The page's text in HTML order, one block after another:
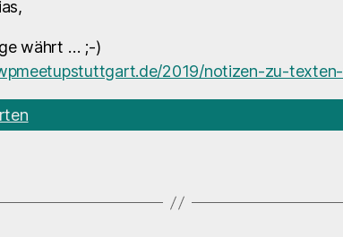
währt … ;-)
2019/notizen-zu-